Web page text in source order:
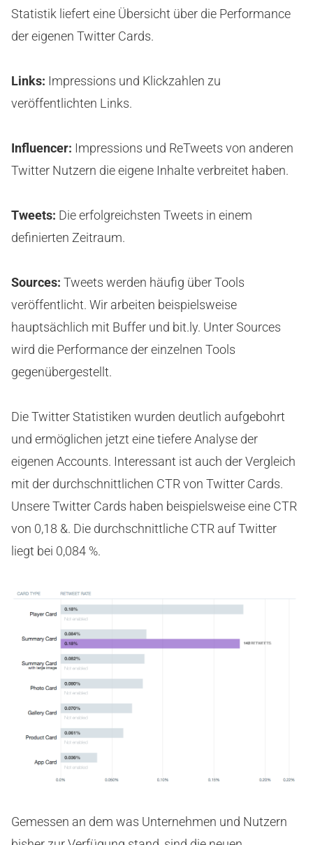
Statistik liefert eine Übersicht über die Performance
der eigenen Twitter Cards.
Links: Impressions und Klickzahlen zu
veröffentlichten Links.
Influencer: Impressions und ReTweets von anderen
Twitter Nutzern die eigene Inhalte verbreitet haben.
Tweets: Die erfolgreichsten Tweets in einem
definierten Zeitraum.
Sources: Tweets werden häufig über Tools
veröffentlicht. Wir arbeiten beispielsweise
hauptsächlich mit Buffer und bit.ly. Unter Sources
wird die Performance der einzelnen Tools
gegenübergestellt.
Die Twitter Statistiken wurden deutlich aufgebohrt
und ermöglichen jetzt eine tiefere Analyse der
eigenen Accounts. Interessant ist auch der Vergleich
mit der durchschnittlichen CTR von Twitter Cards.
Unsere Twitter Cards haben beispielsweise eine CTR
von 0,18 &. Die durchschnittliche CTR auf Twitter
liegt bei 0,084 %.
Gemessen an dem was Unternehmen und Nutzern